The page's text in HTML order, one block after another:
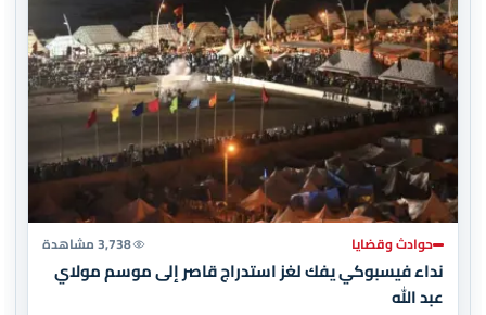
حوادث وقضايا 3,738 مشاهدة
نداء فيسبوكي يفك لغز استدراج قاصر إلى موسم مولاي
عبد الله